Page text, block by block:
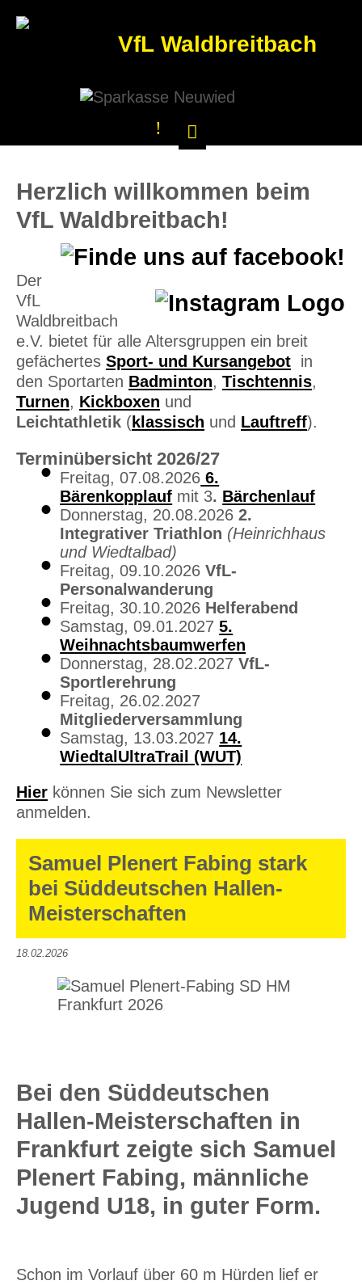
VfL Waldbreitbach
Herzlich willkommen beim
VfL Waldbreitbach!
Der
VfL
Waldbreitbach
e.V. bietet für alle Altersgruppen ein breit
gefächertes Sport- und Kursangebot in
den Sportarten Badminton, Tischtennis,
Turnen, Kickboxen und
Leichtathletik (klassisch und Lauftreff).
Terminübersicht 2026/27
Freitag, 07.08.2026 6.
Bärenkopplauf mit 3. Bärchenlauf
Donnerstag, 20.08.2026 2.
Integrativer Triathlon (Heinrichhaus
und Wiedtalbad)
Freitag, 09.10.2026VfL-
Personalwanderung
Freitag, 30.10.2026 Helferabend
Samstag, 09.01.20275.
Weihnachtsbaumwerfen
Donnerstag, 28.02.2027VfL-
Sportlerehrung
Freitag, 26.02.2027
Mitgliederversammlung
Samstag, 13.03.2027 14.
WiedtalUltraTrail (WUT)
Hier können Sie sich zum Newsletter
anmelden.
Samuel Plenert Fabing stark
bei Süddeutschen Hallen-
Meisterschaften
18.02.2026
Bei den Süddeutschen
Hallen-Meisterschaften in
Frankfurt zeigte sich Samuel
Plenert Fabing, männliche
Jugend U18, in guter Form.
Schon im Vorlauf über 60 m Hürden lief er